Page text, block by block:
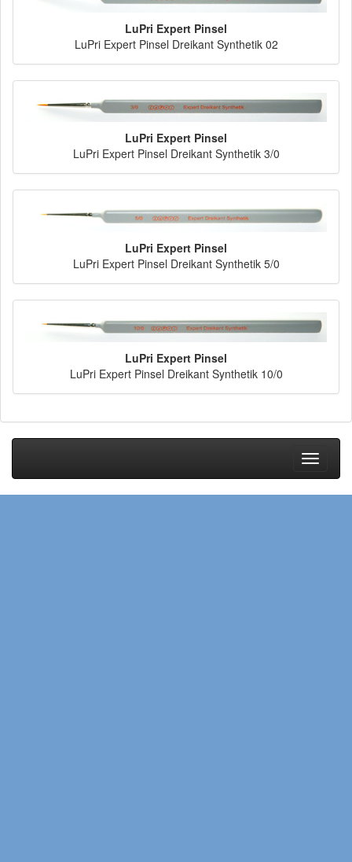
LuPri Expert Pinsel
LuPri Expert Pinsel Dreikant Synthetik 02
LuPri Expert Pinsel
LuPri Expert Pinsel Dreikant Synthetik 3/0
LuPri Expert Pinsel
LuPri Expert Pinsel Dreikant Synthetik 5/0
LuPri Expert Pinsel
LuPri Expert Pinsel Dreikant Synthetik 10/0
Toggle